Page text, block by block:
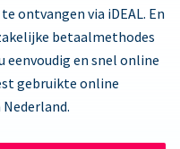
ontvangen via iDEAL. En
betaalmethodes
en snel online
gebruikte online